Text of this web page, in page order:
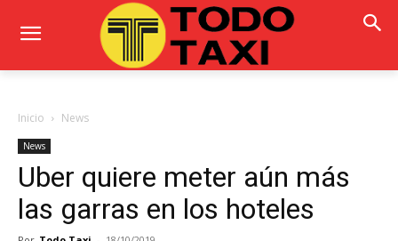
Inicio News
News
Uber quiere meter aún más
las garras en los hoteles